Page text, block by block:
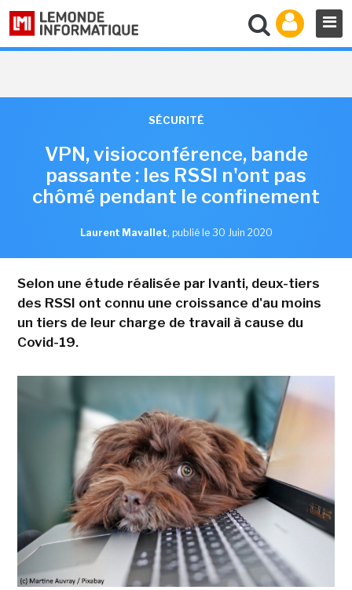
SÉCURITÉ
VPN, visioconférence, bande
passante : les RSSI n'ont pas
chômé pendant le confinement
Laurent Mavallet, publié le 30 Juin 2020
Selon une étude réalisée par Ivanti, deux-tiers
des RSSI ont connu une croissance d'au moins
un tiers de leur charge de travail à cause du
Covid-19.